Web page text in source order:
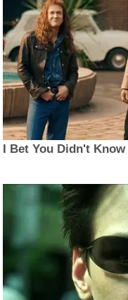
I Bet You Didn't